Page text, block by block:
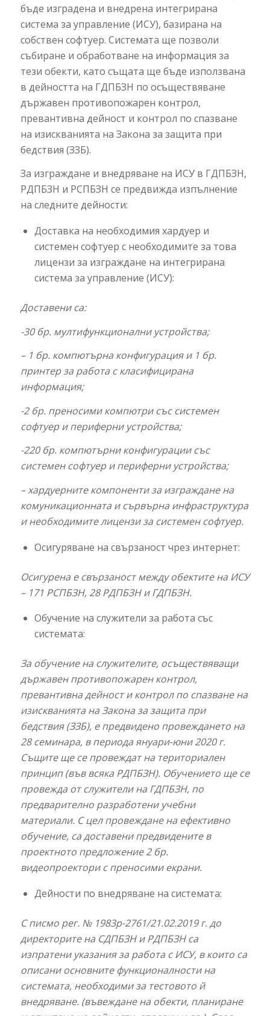
бъде изградена и внедрена интегрирана
система за управление (ИСУ), базирана на
собствен софтуер. Системата ще позволи
събиране и обработване на информация за
тези обекти, като същата ще бъде използвана
в дейността на ГДПБЗН по осъществяване
държавен противопожарен контрол,
превантивна дейност и контрол по спазване
на изискванията на Закона за защита при
бедствия (ЗЗБ).
За изграждане и внедряване на ИСУ в ГДПБЗН,
РДПБЗН и РСПБЗН се предвижда изпълнение
на следните дейности:
Доставка на необходимия хардуер и
системен софтуер с необходимите за това
лицензи за изграждане на интегрирана
система за управление (ИСУ):
Доставени са:
-30 бр. мултифункционални устройства;
– 1 бр. компютърна конфигурация и 1 бр.
принтер за работа с класифицирана
информация;
-2 бр. преносими компютри със системен
софтуер и периферни устройства;
-220 бр. компютърни конфигурации със
системен софтуер и периферни устройства;
– хардуерните компоненти за изграждане на
комуникационната и сървърна инфраструктура
и необходимите лицензи за системен софтуер.
Осигуряване на свързаност чрез интернет:
Осигурена е свързаност между обектите на ИСУ
– 171 РСПБЗН, 28 РДПБЗН и ГДПБЗН.
Обучение на служители за работа със
системата:
За обучение на служителите, осъществяващи
държавен противопожарен контрол,
превантивна дейност и контрол по спазване на
изискванията на Закона за защита при
бедствия (ЗЗБ), е предвидено провеждането на
28 семинара, в периода януари-юни 2020 г.
Същите ще се провеждат на териториален
принцип (във всяка РДПБЗН). Обучението ще се
провежда от служители на ГДПБЗН, по
предварително разработени учебни
материали. С цел провеждане на ефективно
обучение, са доставени предвидените в
проектното предложение 2 бр.
видеопроектори с преносими екрани.
Дейности по внедряване на системата:
С писмо рег. № 1983р-2761/21.02.2019 г. до
директорите на СДПБЗН и РДПБЗН са
изпратени указания за работа с ИСУ, в които са
описани основните функционалности на
системата, необходими за тестовото й
внедряване. (въвеждане на обекти, планиране